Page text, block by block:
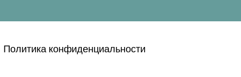
Политика конфиденциальности